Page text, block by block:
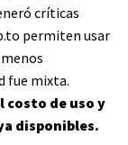
críticas
permiten usar
fue mixta.
costo de uso y
disponibles.